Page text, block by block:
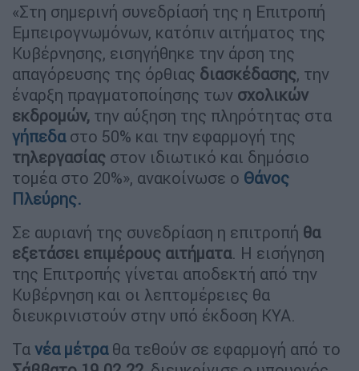
«Στη σημερινή συνεδρίασή της η Επιτροπή
Εμπειρογνωμόνων, κατόπιν αιτήματος της
Κυβέρνησης, εισηγήθηκε την άρση της
απαγόρευσης της όρθιας διασκέδασης, την
έναρξη πραγματοποίησης των σχολικών
εκδρομών, την αύξηση της πληρότητας στα
γήπεδα στο 50% και την εφαρμογή της
τηλεργασίας στον ιδιωτικό και δημόσιο
τομέα στο 20%», ανακοίνωσε ο Θάνος
Πλεύρης.
Σε αυριανή της συνεδρίαση η επιτροπή θα
εξετάσει επιμέρους αιτήματα. Η εισήγηση
της Επιτροπής γίνεται αποδεκτή από την
Κυβέρνηση και οι λεπτομέρειες θα
διευκρινιστούν στην υπό έκδοση ΚΥΑ.
Τα νέα μέτραθα τεθούν σε εφαρμογή από το